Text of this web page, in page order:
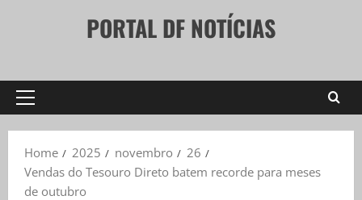
PORTAL DF NOTÍCIAS
Primary
Home
2025 novembro
26
Vendas do Tesouro Direto batem recorde para meses
de outubro